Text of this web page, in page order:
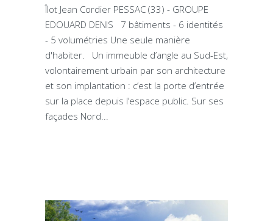
Îlot Jean Cordier PESSAC (33) - GROUPE
EDOUARD DENIS 7 bâtiments - 6 identités
- 5 volumétries Une seule manière
d'habiter. Un immeuble d’angle au Sud-Est,
volontairement urbain par son architecture
et son implantation : c’est la porte d’entrée
sur la place depuis l’espace public. Sur ses
façades Nord...